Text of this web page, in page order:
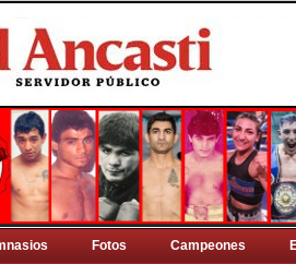
Fotos Campeones